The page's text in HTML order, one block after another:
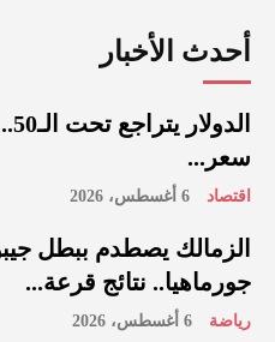
أحدث الأخبار
سعر...
اقتصاد 6 أغسطس، 2026
الزمالك يصطدم ببطل
جورماهيا.. نتائج قرعة...
رياضة 6 أغسطس، 2026